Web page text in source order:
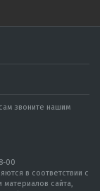
звоните нашим
00
в соответствии с
сайта,